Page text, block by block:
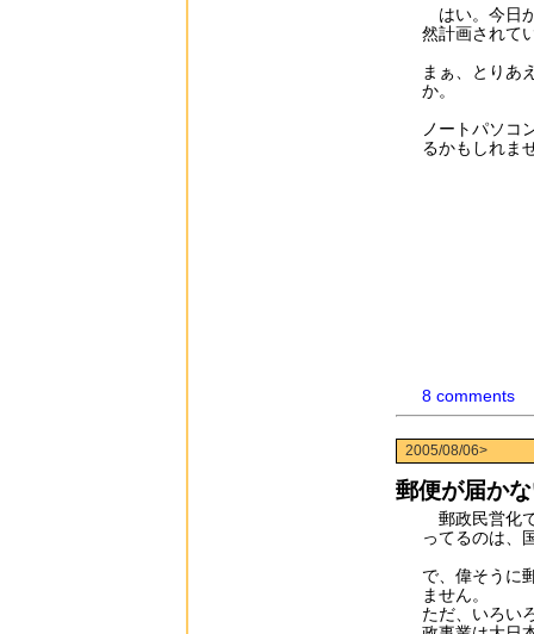
はい。今日
然計画されて
まぁ、とりあ
か。
ノートパソコ
るかもしれま
8 comments
2005/08/06>
郵便が届か
郵政民営化
ってるのは、
で、偉そうに
ません。
ただ、いろい